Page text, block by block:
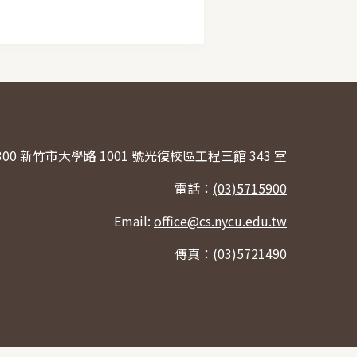
新竹市大學路 1001 號光復校區工程三館 343 室
電話： (03)5715900
Email: office@cs.nycu.edu.tw
傳真：(03)5721490